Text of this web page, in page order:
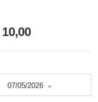
07/05/2026